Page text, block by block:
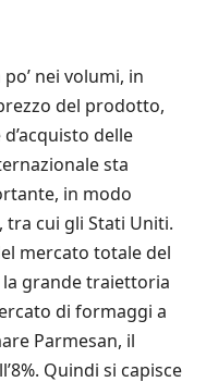
nei volumi, in
del prodotto,
delle
sta
in modo
cui gli Stati Uniti.
mercato totale del
la grande traiettoria
di formaggi a
Parmesan, il
Quindi si capisce